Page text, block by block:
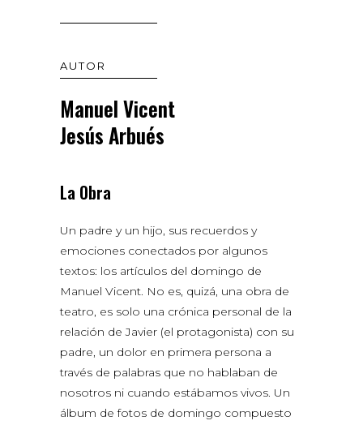
AUTOR
Manuel Vicent
Jesús Arbués
La Obra
Un padre y un hijo, sus recuerdos y
emociones conectados por algunos
textos: los artículos del domingo de
Manuel Vicent. No es, quizá, una obra de
teatro, es solo una crónica personal de la
relación de Javier (el protagonista) con su
padre, un dolor en primera persona a
través de palabras que no hablaban de
nosotros ni cuando estábamos vivos. Un
álbum de fotos de domingo compuesto